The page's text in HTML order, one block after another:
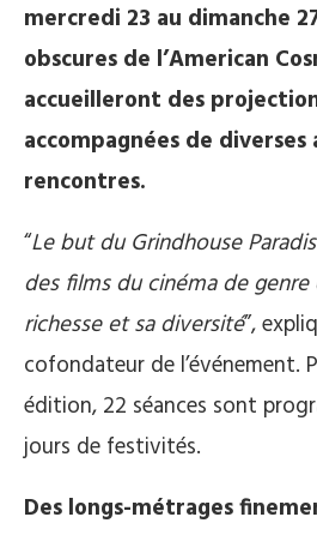
mercredi 23 au dimanche
obscures de l’American
accueilleront des
accompagnées de
rencontres.
“Le but du Grindhouse
des films du cinéma de
richesse et sa diversité”,
cofondateur de l’événement.
édition, 22 séances sont
jours de festivités.
Des longs-métrages